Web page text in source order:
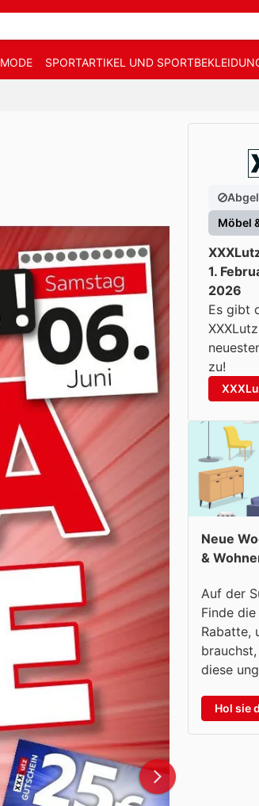
MODE SPORTARTIKEL UND
Möbel
1.
2026
Es gibt
zu!
Neue
&
Auf der
Finde
Rabatte,
diese
Hol sie